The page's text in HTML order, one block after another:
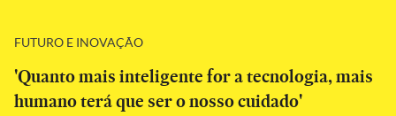
FUTURO E INOVAÇÃO
'Quanto mais inteligente for a tecnologia, mais
humano terá que ser o nosso cuidado'